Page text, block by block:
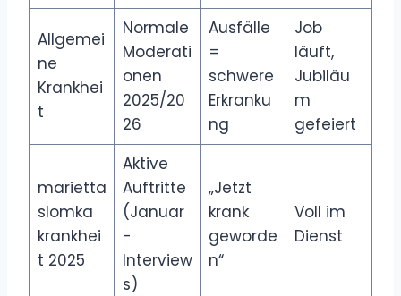
Allgemei
ne
Krankhei
t
Normale
Moderati
onen
2025/20
26
Ausfälle
=
schwere
Erkranku
ng
Job
läuft,
Jubiläu
m
gefeiert
marietta
slomka
krankhei
t 2025
Aktive
Auftritte
(Januar
-
Interview
s)
„Jetzt
krank
geworde
n“
Voll im
Dienst